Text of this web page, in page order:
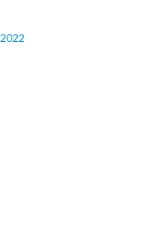
2022